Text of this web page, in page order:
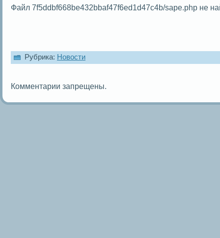
Файл 7f5ddbf668be432bbaf47f6ed1d47c4b/sape.php не
Рубрика: Новости
Комментарии запрещены.